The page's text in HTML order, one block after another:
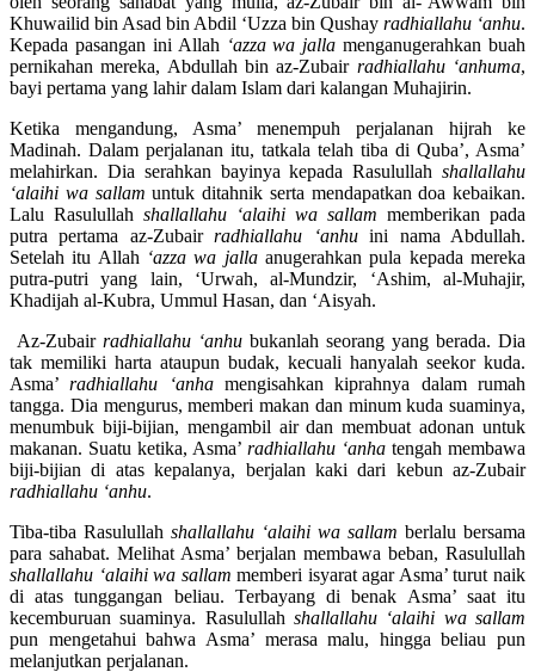
Khuwailid bin Asad bin Abdil ‘Uzza bin Qushay radhiallahu ‘anhu.
Kepada pasangan ini Allah ‘azza wa jalla menganugerahkan buah
pernikahan mereka, Abdullah bin az-Zubair radhiallahu ‘anhuma,
bayi pertama yang lahir dalam Islam dari kalangan Muhajirin.
Ketika mengandung, Asma’ menempuh perjalanan hijrah ke
Madinah. Dalam perjalanan itu, tatkala telah tiba di Quba’, Asma’
melahirkan. Dia serahkan bayinya kepada Rasulullah shallallahu
‘alaihi wa sallam untuk ditahnik serta mendapatkan doa kebaikan.
Lalu Rasulullah shallallahu ‘alaihi wa sallam memberikan pada
putra pertama az-Zubairradhiallahu ‘anhuini nama Abdullah.
Setelah itu Allah ‘azza wa jallaanugerahkan pula kepada mereka
putra-putri yang lain, ‘Urwah, al-Mundzir, ‘Ashim, al-Muhajir,
Khadijah al-Kubra, Ummul Hasan, dan ‘Aisyah.
Az-Zubair radhiallahu ‘anhu bukanlah seorang yang berada. Dia
tak memiliki harta ataupun budak, kecuali hanyalah seekor kuda.
Asma’radhiallahu ‘anhamengisahkan kiprahnya dalam rumah
tangga. Dia mengurus, memberi makan dan minum kuda suaminya,
menumbuk biji-bijian, mengambil air dan membuat adonan untuk
makanan. Suatu ketika, Asma’ radhiallahu ‘anha tengah membawa
biji-bijian di atas kepalanya, berjalan kaki dari kebun az-Zubair
radhiallahu ‘anhu.
Tiba-tiba Rasulullah shallallahu ‘alaihi wa sallam berlalu bersama
para sahabat. Melihat Asma’ berjalan membawa beban, Rasulullah
shallallahu ‘alaihi wa sallam memberi isyarat agar Asma’ turut naik
di atas tunggangan beliau. Terbayang di benak Asma’ saat itu
kecemburuan suaminya. Rasulullah shallallahu ‘alaihi wa sallam
pun mengetahui bahwa Asma’ merasa malu, hingga beliau pun
melanjutkan perjalanan.